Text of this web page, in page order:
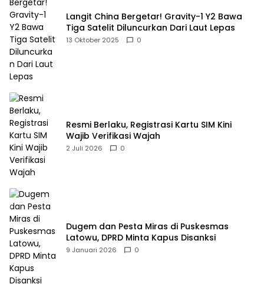
Langit China Bergetar! Gravity-1 Y2 Bawa
Tiga Satelit Diluncurkan Dari Laut Lepas
13 Oktober 2025 0
Resmi Berlaku, Registrasi Kartu SIM Kini
Wajib Verifikasi Wajah
2 Juli 2026 0
Dugem dan Pesta Miras di Puskesmas
Latowu, DPRD Minta Kapus Disanksi
9 Januari 2026 0